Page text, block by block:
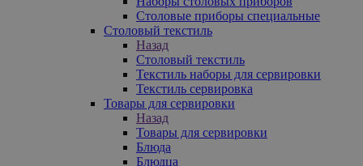
Столовые приборы специальные
Столовый текстиль
Назад
Столовый текстиль
Текстиль наборы для сервировки
Текстиль сервировка
Товары для сервировки
Назад
Товары для сервировки
Блюда
Блюдца